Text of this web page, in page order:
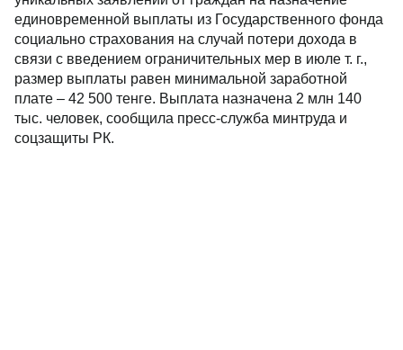
единовременной выплаты из Государственного фонда
социально страхования на случай потери дохода в
связи с введением ограничительных мер в июле т. г.,
размер выплаты равен минимальной заработной
плате – 42 500 тенге. Выплата назначена 2 млн 140
тыс. человек, сообщила пресс-служба минтруда и
соцзащиты РК.